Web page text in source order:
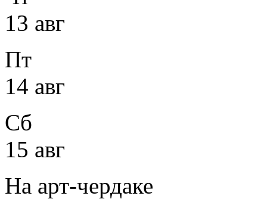
13 авг
Пт
14 авг
Сб
15 авг
На арт-чердаке